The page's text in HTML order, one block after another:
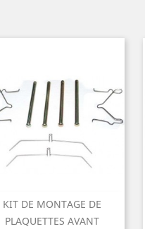
KIT DE MONTAGE DE
PLAQUETTES AVANT
 Aperçu rapide